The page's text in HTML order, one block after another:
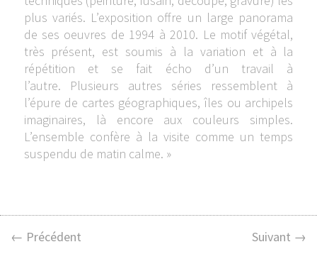
plus variés. L’exposition offre un large panorama
de ses oeuvres de 1994 à 2010. Le motif végétal,
très présent, est soumis à la variation et à la
répétition et se fait écho d’un travail à
l’autre. Plusieurs autres séries ressemblent à
l’épure de cartes géographiques, îles ou archipels
imaginaires, là encore aux couleurs simples.
L’ensemble confère à la visite comme un temps
suspendu de matin calme. »
← Précédent Suivant →